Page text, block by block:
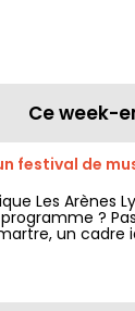
Ce week-
festival de
Les Arènes
?
un cadre